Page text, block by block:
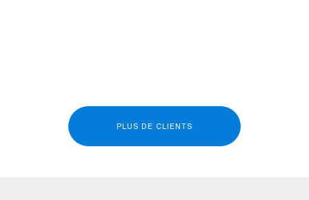
PLUS DE CLIENTS